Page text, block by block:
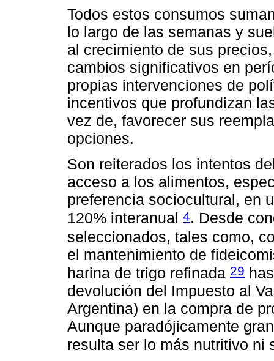
Todos estos consumos
lo largo de las semanas y
al crecimiento de sus
cambios significativos en
propias intervenciones de
incentivos que profundizan
vez de, favorecer sus
opciones.
Son reiterados los intentos
acceso a los alimentos,
preferencia sociocultural, en
120% interanual 4. Desde
seleccionados, tales como,
el mantenimiento de
harina de trigo refinada 29
devolución del Impuesto al
Argentina) en la compra de
Aunque paradójicamente
resulta ser lo más nutritivo